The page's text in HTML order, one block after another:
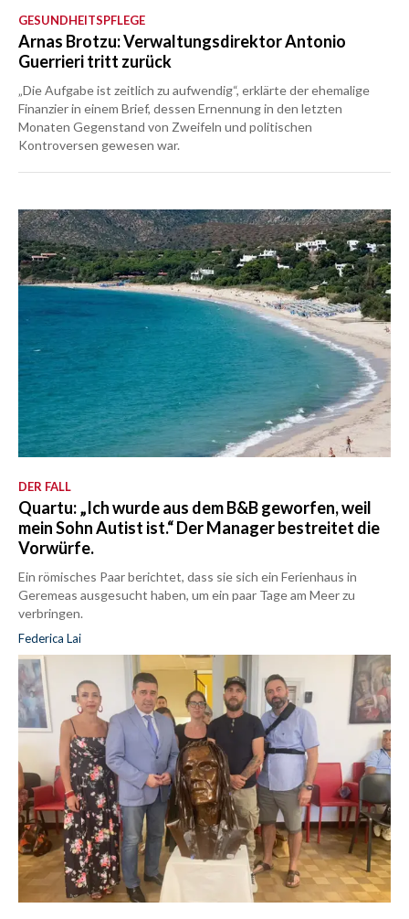
GESUNDHEITSPFLEGE
Arnas Brotzu: Verwaltungsdirektor Antonio
Guerrieri tritt zurück
„Die Aufgabe ist zeitlich zu aufwendig“, erklärte der ehemalige
Finanzier in einem Brief, dessen Ernennung in den letzten
Monaten Gegenstand von Zweifeln und politischen
Kontroversen gewesen war.
DER FALL
Quartu: „Ich wurde aus dem B&B geworfen, weil
mein Sohn Autist ist.“ Der Manager bestreitet die
Vorwürfe.
Ein römisches Paar berichtet, dass sie sich ein Ferienhaus in
Geremeas ausgesucht haben, um ein paar Tage am Meer zu
verbringen.
Federica Lai